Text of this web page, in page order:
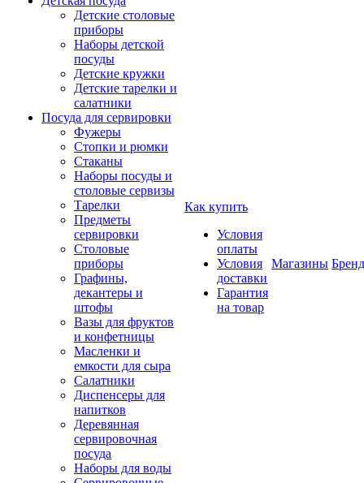
Детские столовые
приборы
Наборы детской
посуды
Детские кружки
Детские тарелки и
салатники
Посуда для сервировки
Фужеры
Стопки и рюмки
Стаканы
Наборы посуды и
столовые сервизы
Тарелки
Предметы
сервировки
Столовые
приборы
Графины,
декантеры и
штофы
Вазы для фруктов
и конфетницы
Масленки и
емкости для сыра
Салатники
Диспенсеры для
напитков
Деревянная
сервировочная
посуда
Наборы для воды
Как купить
Условия
оплаты
Условия
доставки
Гарантия
на товар
Магазины